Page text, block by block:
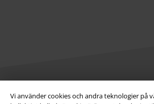
Vi använder cookies och andra teknologier på
Juridisk information/Villkor